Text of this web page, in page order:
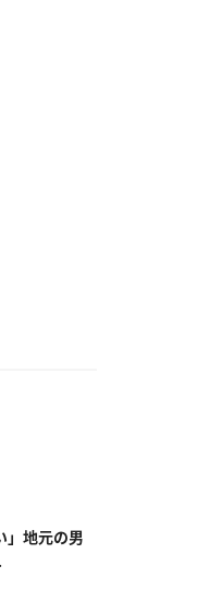
」地元の男